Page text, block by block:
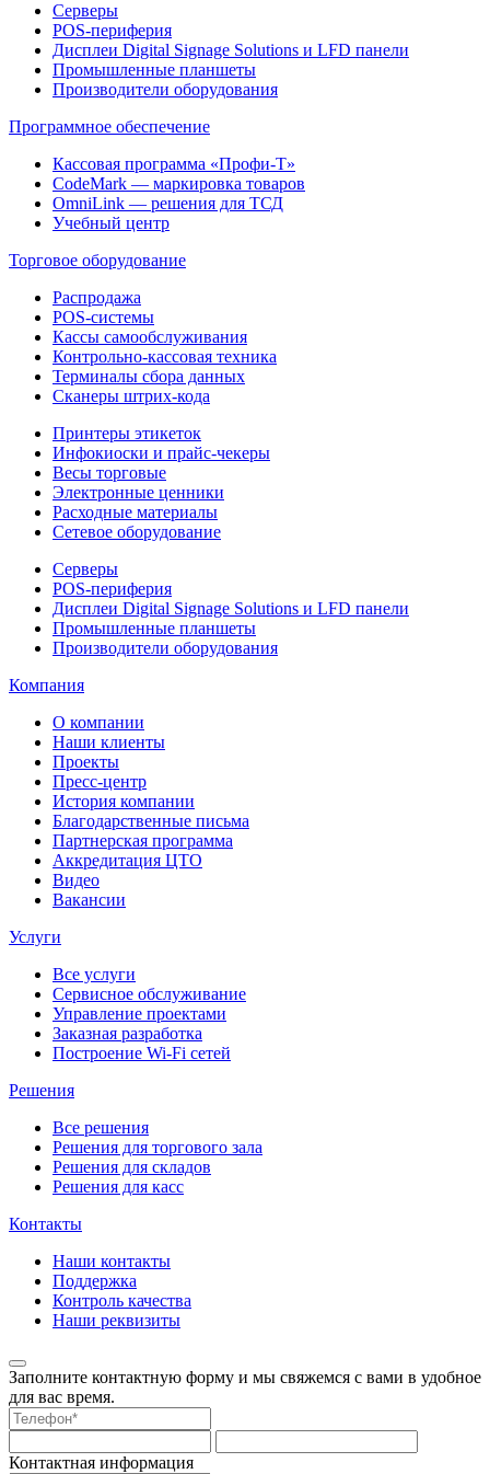
Серверы
POS-периферия
Дисплеи Digital Signage Solutions и LFD панели
Промышленные планшеты
Производители оборудования
Программное обеспечение
Кассовая программа «Профи-Т»
CodeMark — маркировка товаров
OmniLink — решения для ТСД
Учебный центр
Торговое оборудование
Распродажа
POS-системы
Кассы самообслуживания
Контрольно-кассовая техника
Терминалы сбора данных
Сканеры штрих-кода
Принтеры этикеток
Инфокиоски и прайс-чекеры
Весы торговые
Электронные ценники
Расходные материалы
Сетевое оборудование
Серверы
POS-периферия
Дисплеи Digital Signage Solutions и LFD панели
Промышленные планшеты
Производители оборудования
Компания
О компании
Наши клиенты
Проекты
Пресс-центр
История компании
Благодарственные письма
Партнерская программа
Аккредитация ЦТО
Видео
Вакансии
Услуги
Все услуги
Сервисное обслуживание
Управление проектами
Заказная разработка
Построение Wi-Fi сетей
Решения
Все решения
Решения для торгового зала
Решения для складов
Решения для касс
Контакты
Наши контакты
Поддержка
Контроль качества
Наши реквизиты
Заполните контактную форму и мы свяжемся с вами в удобное
для вас время.
Контактная информация